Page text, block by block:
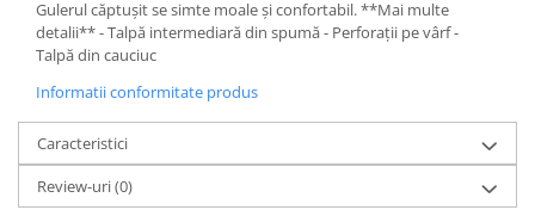
Gulerul căptușit se simte moale și confortabil. **Mai multe
detalii** - Talpă intermediară din spumă - Perforații pe vârf -
Talpă din cauciuc
Informatii conformitate produs
Caracteristici
Review-uri(0)